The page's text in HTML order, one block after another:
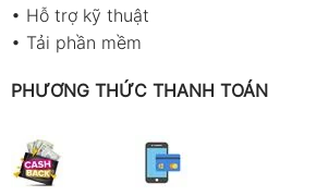
• Hỗ trợ kỹ thuật
• Tải phần mềm
PHƯƠNG THỨC THANH TOÁN